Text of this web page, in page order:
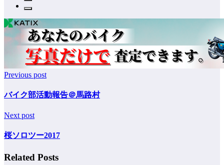
Previous post
バイク部活動報告＠馬路村
Next post
桜ソロツー2017
Related Posts